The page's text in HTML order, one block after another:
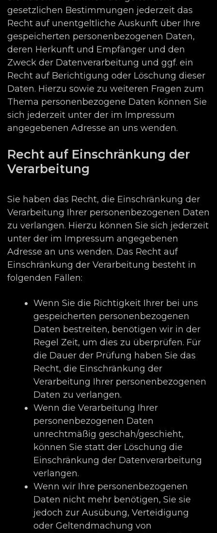
gesetzlichen Bestimmungen jederzeit das
Recht auf unentgeltliche Auskunft über Ihre
gespeicherten personenbezogenen Daten,
deren Herkunft und Empfänger und den
Zweck der Datenverarbeitung und ggf. ein
Recht auf Berichtigung oder Löschung dieser
Daten. Hierzu sowie zu weiteren Fragen zum
Thema personenbezogene Daten können Sie
sich jederzeit unter der im Impressum
angegebenen Adresse an uns wenden.
Recht auf Einschränkung der
Verarbeitung
Sie haben das Recht, die Einschränkung der
Verarbeitung Ihrer personenbezogenen Daten
zu verlangen. Hierzu können Sie sich jederzeit
unter der im Impressum angegebenen
Adresse an uns wenden. Das Recht auf
Einschränkung der Verarbeitung besteht in
folgenden Fällen:
Wenn Sie die Richtigkeit Ihrer bei uns
gespeicherten personenbezogenen
Daten bestreiten, benötigen wir in der
Regel Zeit, um dies zu überprüfen. Für
die Dauer der Prüfung haben Sie das
Recht, die Einschränkung der
Verarbeitung Ihrer personenbezogenen
Daten zu verlangen.
Wenn die Verarbeitung Ihrer
personenbezogenen Daten
unrechtmäßig geschah/geschieht,
können Sie statt der Löschung die
Einschränkung der Datenverarbeitung
verlangen.
Wenn wir Ihre personenbezogenen
Daten nicht mehr benötigen, Sie sie
jedoch zur Ausübung, Verteidigung
oder Geltendmachung von